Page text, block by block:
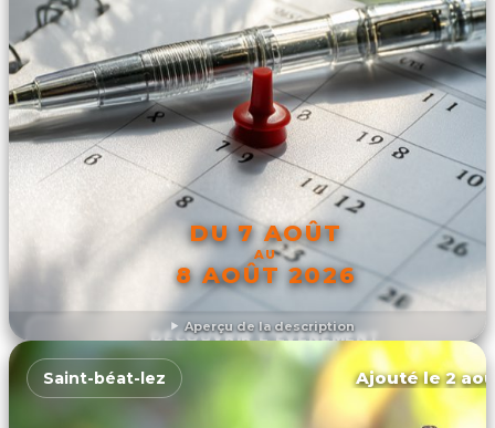
Aperçu de la description
DU 7 AOÛT
AU
8 AOÛT 2026
DÉCOUVRIR L'ÉVÉNEMENT
Saint-béat-lez Ajouté le 2